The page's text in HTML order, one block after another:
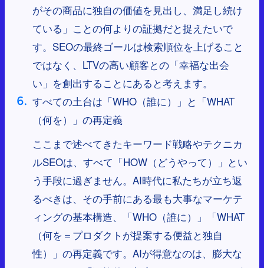
がその商品に独自の価値を見出し、満足し続け
ている」ことの何よりの証拠だと捉えたいで
す。SEOの最終ゴールは検索順位を上げること
ではなく、LTVの高い顧客との「幸福な出会
い」を創出することにあると考えます。
すべての土台は「WHO（誰に）」と「WHAT
（何を）」の再定義
ここまで述べてきたキーワード戦略やテクニカ
ルSEOは、すべて「HOW（どうやって）」とい
う手段に過ぎません。AI時代に私たちが立ち返
るべきは、その手前にある最も大事なマーケテ
ィングの基本構造、「WHO（誰に）」「WHAT
（何を＝プロダクトが提案する便益と独自
性）」の再定義です。AIが得意なのは、膨大な